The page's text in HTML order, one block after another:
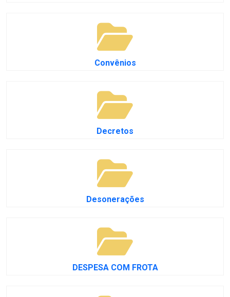
Convênios
Decretos
Desonerações
DESPESA COM FROTA